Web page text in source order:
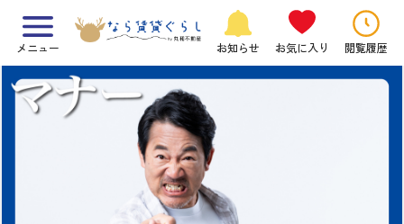
メニュー お知らせ お気に入り 閲覧履歴